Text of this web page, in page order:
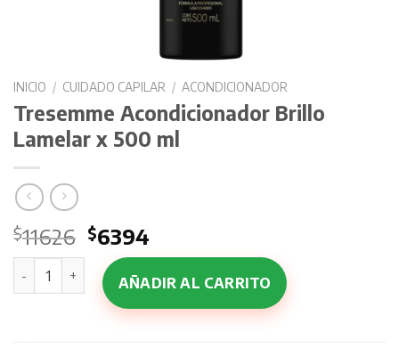
INICIO / CUIDADO CAPILAR / ACONDICIONADOR
Tresemme Acondicionador Brillo
Lamelar x 500 ml
$11626 El
precio
original
era:
$11626.
$6394
precio
actual
$6394.
Tresemme Acondicionador Brillo Lamelar x 500 ml
AÑADIR AL CARRITO